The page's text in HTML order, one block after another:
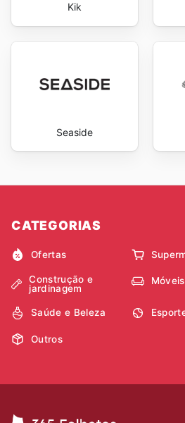
Kik
Seaside
CATEGORIAS
Ofertas
Construção e
jardinagem
Móveis
Saúde e Beleza
Outros